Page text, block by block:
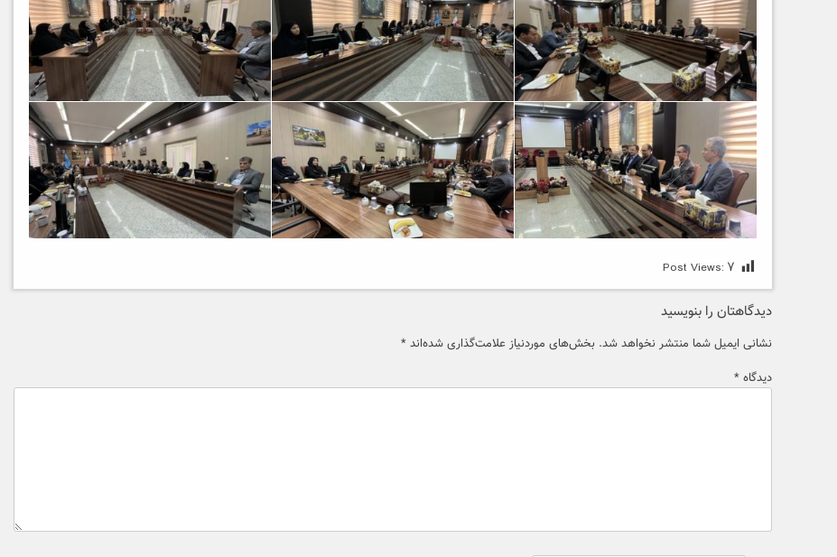
Post Views: ۷
دیدگاهتان را بنویسید
نشانی ایمیل شما منتشر نخواهد شد. بخش‌های موردنیاز علامت‌گذاری شده‌اند *
دیدگاه *